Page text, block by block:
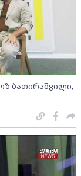
ბათირაშვილი,